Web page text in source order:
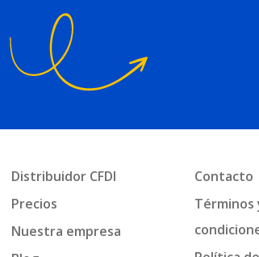
Distribuidor CFDI
Precios
Nuestra empresa
Contacto
Términos